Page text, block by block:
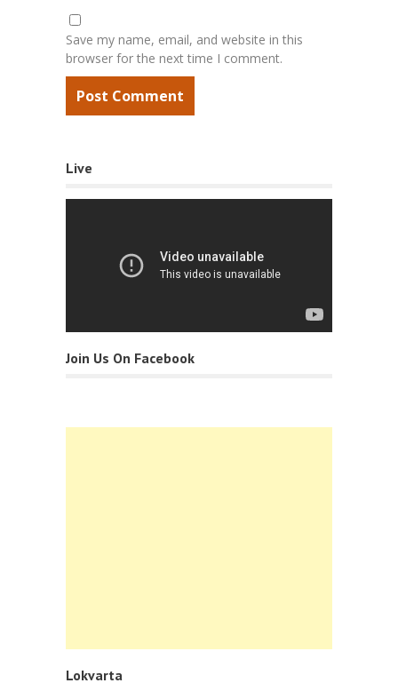
Save my name, email, and website in this
browser for the next time I comment.
Live
Join Us On Facebook
Lokvarta